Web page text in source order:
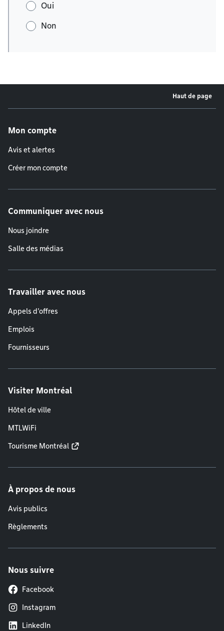
Oui
Non
Haut de page
Mon compte
Avis et alertes
Créer mon compte
Communiquer avec nous
Nous joindre
Salle des médias
Travailler avec nous
Appels d'offres
Emplois
Fournisseurs
Visiter Montréal
Hôtel de ville
MTLWiFi
Tourisme Montréal
À propos de nous
Avis publics
Règlements
Nous suivre
Facebook
Instagram
LinkedIn